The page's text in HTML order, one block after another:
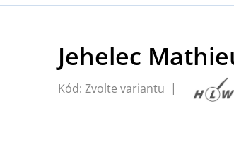
Kód: Zvolte variantu